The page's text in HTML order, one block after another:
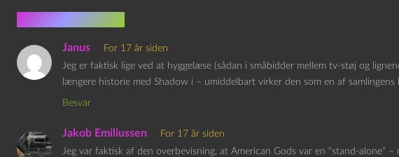
5 kommentarer
Janus
For 17 år siden
Jeg er faktisk lige ved at hyggelæse (sådan i småbidder mellem tv-støj og
længere historie med Shadow i – umiddelbart virker den som en af samlingens
Besvar
Jakob Emiliussen
For 17 år siden
Jeg var faktisk af den overbevisning, at American Gods var en “stand-alone”